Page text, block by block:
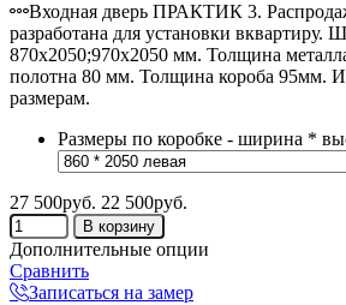
Входная дверь ПРАКТИК 3.
разработана для установки вквартиру.
870х2050;970х2050 мм. Толщина
полотна 80 мм. Толщина короба 95мм.
размерам.
Размеры по коробке - ширина *
27 500руб. 22 500руб.
Дополнительные опции
Сравнить
Записаться на замер